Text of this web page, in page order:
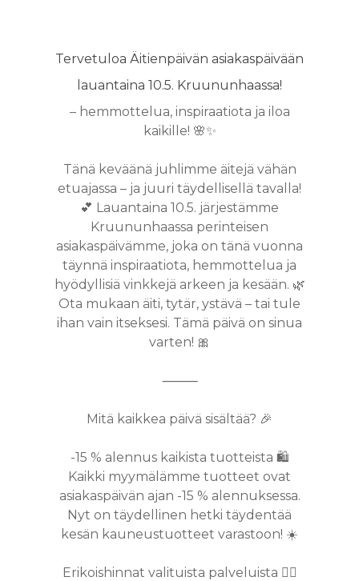
Tervetuloa Äitienpäivän asiakaspäivään
lauantaina 10.5. Kruununhaassa!
– hemmottelua, inspiraatiota ja iloa
kaikille! 🌸✨
Tänä keväänä juhlimme äitejä vähän
etuajassa – ja juuri täydellisellä tavalla!
💕 Lauantaina 10.5. järjestämme
Kruununhaassa perinteisen
asiakaspäivämme, joka on tänä vuonna
täynnä inspiraatiota, hemmottelua ja
hyödyllisiä vinkkejä arkeen ja kesään. 🌿
Ota mukaan äiti, tytär, ystävä – tai tule
ihan vain itseksesi. Tämä päivä on sinua
varten! 🎀
⸻
Mitä kaikkea päivä sisältää? 🎉
-15 % alennus kaikista tuotteista 🛍️
Kaikki myymälämme tuotteet ovat
asiakaspäivän ajan -15 % alennuksessa.
Nyt on täydellinen hetki täydentää
kesän kauneustuotteet varastoon! ☀️
Erikoishinnat valituista palveluista 💆‍♀️